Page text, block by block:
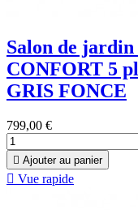
Salon de
CONFORT 5
GRIS FONCE
799,00 €
 Ajouter au panier
 Vue rapide